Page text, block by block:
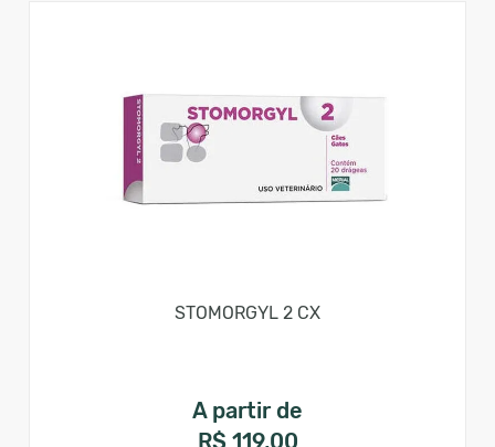
STOMORGYL 2 CX
A partir de
R$ 119,00